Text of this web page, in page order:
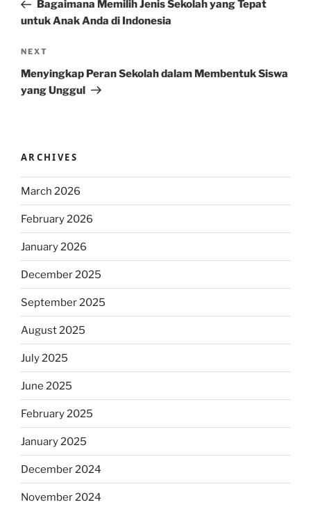
Bagaimana Memilih Jenis Sekolah yang Tepat
untuk Anak Anda di Indonesia
Next
Post
NEXT
Menyingkap Peran Sekolah dalam Membentuk Siswa
yang Unggul
ARCHIVES
March 2026
February 2026
January 2026
December 2025
September 2025
August 2025
July 2025
June 2025
February 2025
January 2025
December 2024
November 2024